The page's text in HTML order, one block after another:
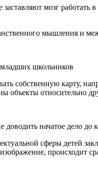
мозг
мышления и
школьников
собственную карту,
объекты относительно
начатое дело до
сферы детей
происходит